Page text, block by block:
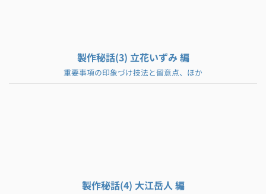
製作秘話(3) 立花いずみ 編
重要事項の印象づけ技法と留意点、ほか
製作秘話(4) 大江岳人 編